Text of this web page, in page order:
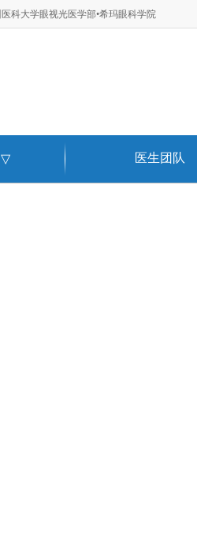
科大学眼视光医学部•希玛眼科学院
▽ 医生团队